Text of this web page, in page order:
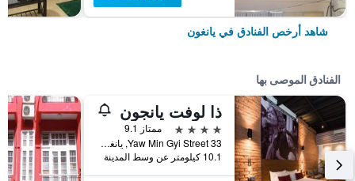
شاهد أرخص الفنادق في يانغون
الفنادق الموصى بها
ذا لوفت يانجون
4 نجوم
ممتاز 9.1
33 Yaw Min Gyi Street, يانغون, ميانمار (بورما)
10.1 كيلومتر عن وسط المدينة